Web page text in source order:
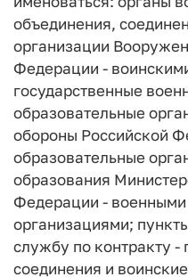
объединения,
организации
Федерации -
государственные
образовательные
обороны Российской
образовательные
образования
Федерации -
организациями;
службу по контракту -
соединения и